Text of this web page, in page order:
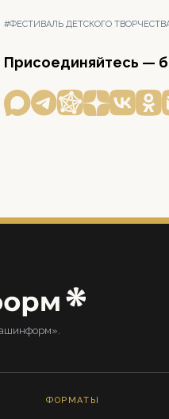
#ФЕСТИВАЛЬ ДЕТСКОГО
Присоединяйтесь —
ФОРМАТЫ